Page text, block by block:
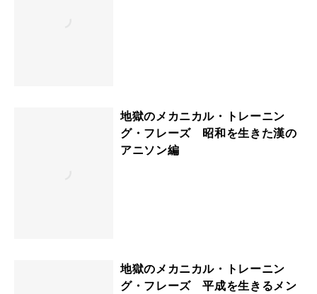
地獄のメカニカル・トレーニン
グ・フレーズ 昭和を生きた漢の
アニソン編
地獄のメカニカル・トレーニン
グ・フレーズ 平成を生きるメン